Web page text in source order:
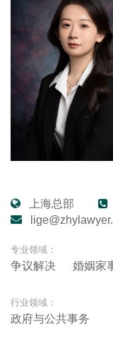
上海总部
专业领域：
争议解决 婚姻家
行业领域：
政府与公共事务